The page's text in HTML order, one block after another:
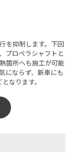
を抑制します。下回
プロペラシャフトと
箇所へも施工が可能
にならず、新車にも
なります。